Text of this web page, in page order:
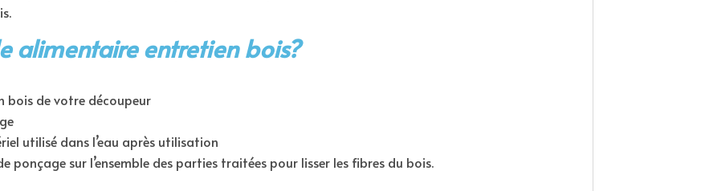
alimentaire entretien bois?
bois de votre découpeur
utilisé dans l’eau après utilisation
ponçage sur l’ensemble des parties traitées pour lisser les fibres du bois.